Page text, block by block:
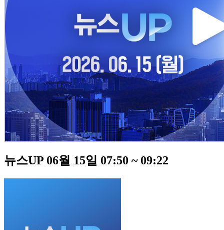
뉴스UP 06월 15일 07:50 ~ 09:22